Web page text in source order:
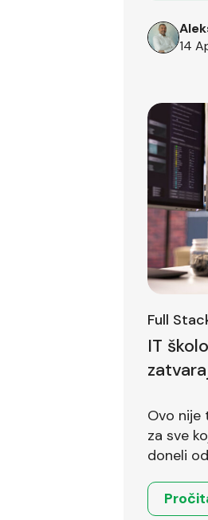
14
Full
IT
Ovo nije
za sve koji
doneli